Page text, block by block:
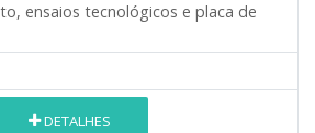
ensaios tecnológicos e placa de
DETALHES